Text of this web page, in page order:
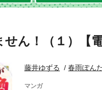
ん！（１）【
藤井ゆずる 春雨ぽん
マンガ